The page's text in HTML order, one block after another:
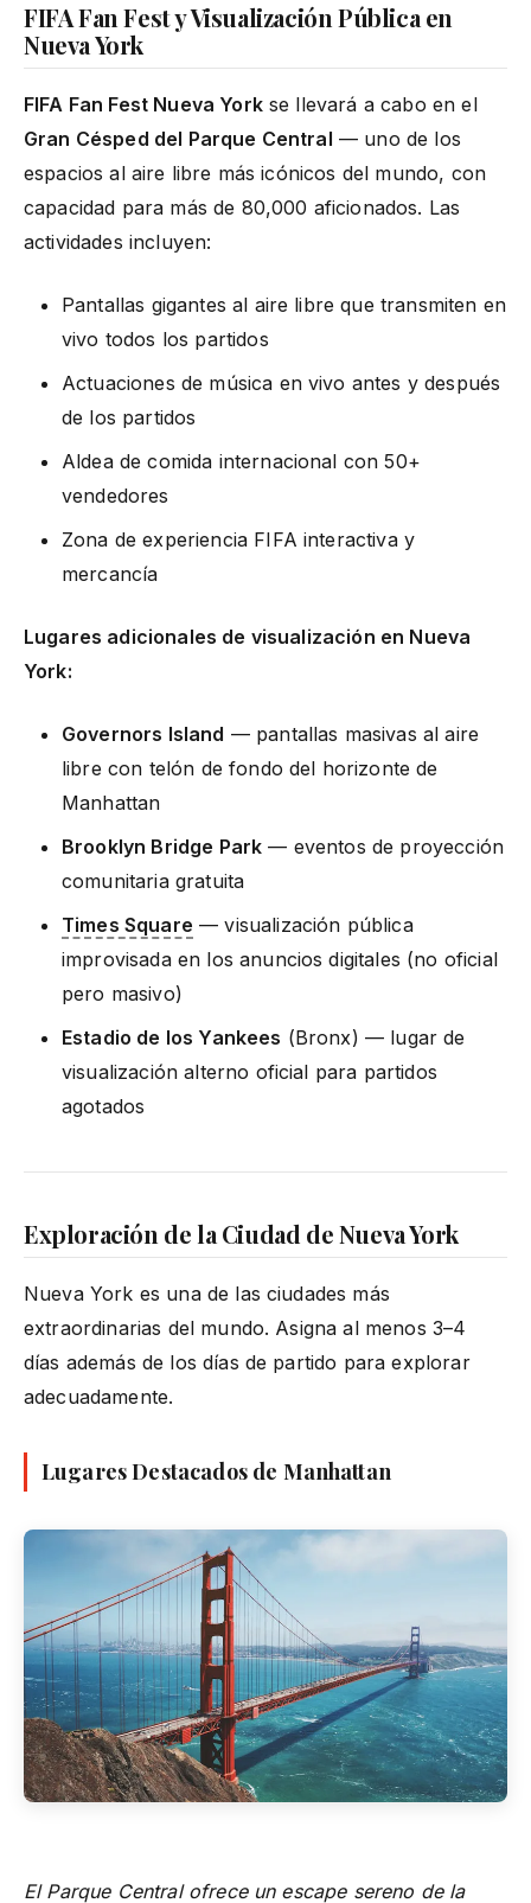
FIFA Fan Fest y Visualización Pública en
Nueva York
FIFA Fan Fest Nueva Yorkse llevará a cabo en el
Gran Césped del Parque Central — uno de los
espacios al aire libre más icónicos del mundo, con
capacidad para más de 80,000 aficionados. Las
actividades incluyen:
Pantallas gigantes al aire libre que transmiten en
vivo todos los partidos
Actuaciones de música en vivo antes y después
de los partidos
Aldea de comida internacional con 50+
vendedores
Zona de experiencia FIFA interactiva y
mercancía
Lugares adicionales de visualización en Nueva
York:
Governors Island — pantallas masivas al aire
libre con telón de fondo del horizonte de
Manhattan
Brooklyn Bridge Park — eventos de proyección
comunitaria gratuita
Times Square — visualización pública
improvisada en los anuncios digitales (no oficial
pero masivo)
Estadio de los Yankees (Bronx) — lugar de
visualización alterno oficial para partidos
agotados
Exploración de la Ciudad de Nueva York
Nueva York es una de las ciudades más
extraordinarias del mundo. Asigna al menos 3–4
días además de los días de partido para explorar
adecuadamente.
Lugares Destacados de Manhattan
El Parque Central ofrece un escape sereno de la